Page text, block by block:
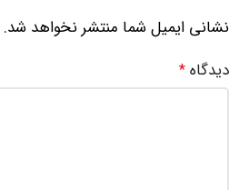
نشانی ایمیل شما منتشر نخواهد شد.
دیدگاه *